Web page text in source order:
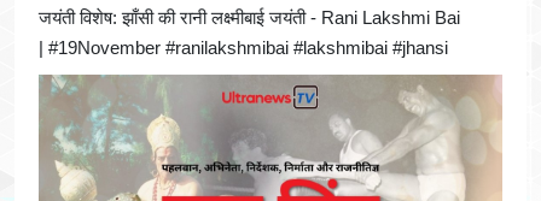
जयंती विशेष: झाँसी की रानी लक्ष्मीबाई जयंती - Rani Lakshmi Bai
| #19November #ranilakshmibai #lakshmibai #jhansi